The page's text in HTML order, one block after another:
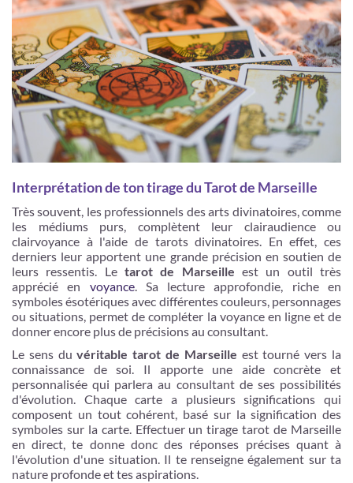
Je m'inscris
Interprétation de ton tirage du Tarot de Marseille
Très souvent, les professionnels des arts divinatoires, comme
les médiums purs, complètent leur clairaudience ou
clairvoyance à l'aide de tarots divinatoires. En effet, ces
derniers leur apportent une grande précision en soutien de
leurs ressentis. Le tarot de Marseille est un outil très
apprécié en voyance. Sa lecture approfondie, riche en
symboles ésotériques avec différentes couleurs, personnages
ou situations, permet de compléter la voyance en ligne et de
donner encore plus de précisions au consultant.
Le sens duvéritable tarot de Marseille est tourné vers la
connaissance de soi. Il apporte une aide concrète et
personnalisée qui parlera au consultant de ses possibilités
d'évolution. Chaque carte a plusieurs significations qui
composent un tout cohérent, basé sur la signification des
symboles sur la carte. Effectuer un tirage tarot de Marseille
en direct, te donne donc des réponses précises quant à
l'évolution d'une situation. Il te renseigne également sur ta
nature profonde et tes aspirations.